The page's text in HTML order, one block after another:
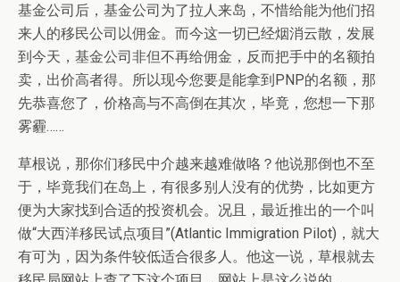
基金公司后，基金公司为了拉人来岛，不惜给能为他们招
来人的移民公司以佣金。而今这一切已经烟消云散，发展
到今天，基金公司非但不再给佣金，反而把手中的名额拍
卖，出价高者得。所以现今您要是能拿到PNP的名额，那
先恭喜您了，价格高与不高倒在其次，毕竟，您想一下那
雾霾……
草根说，那你们移民中介越来越难做咯？他说那倒也不至
于，毕竟我们在岛上，有很多别人没有的优势，比如更方
便为大家找到合适的投资机会。况且，最近推出的一个叫
做“大西洋移民试点项目”(Atlantic Immigration Pilot)，就大
有可为，因为条件较低适合很多人。他这一说，草根就去